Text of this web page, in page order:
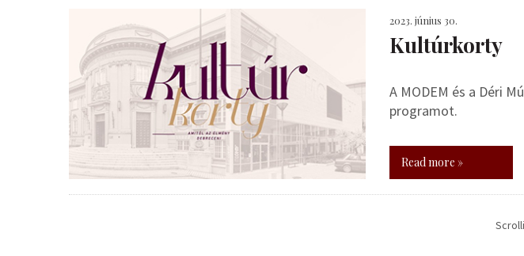
2023. június 30.
Kultúrkorty
A MODEM és a Déri
programot.
Read more »